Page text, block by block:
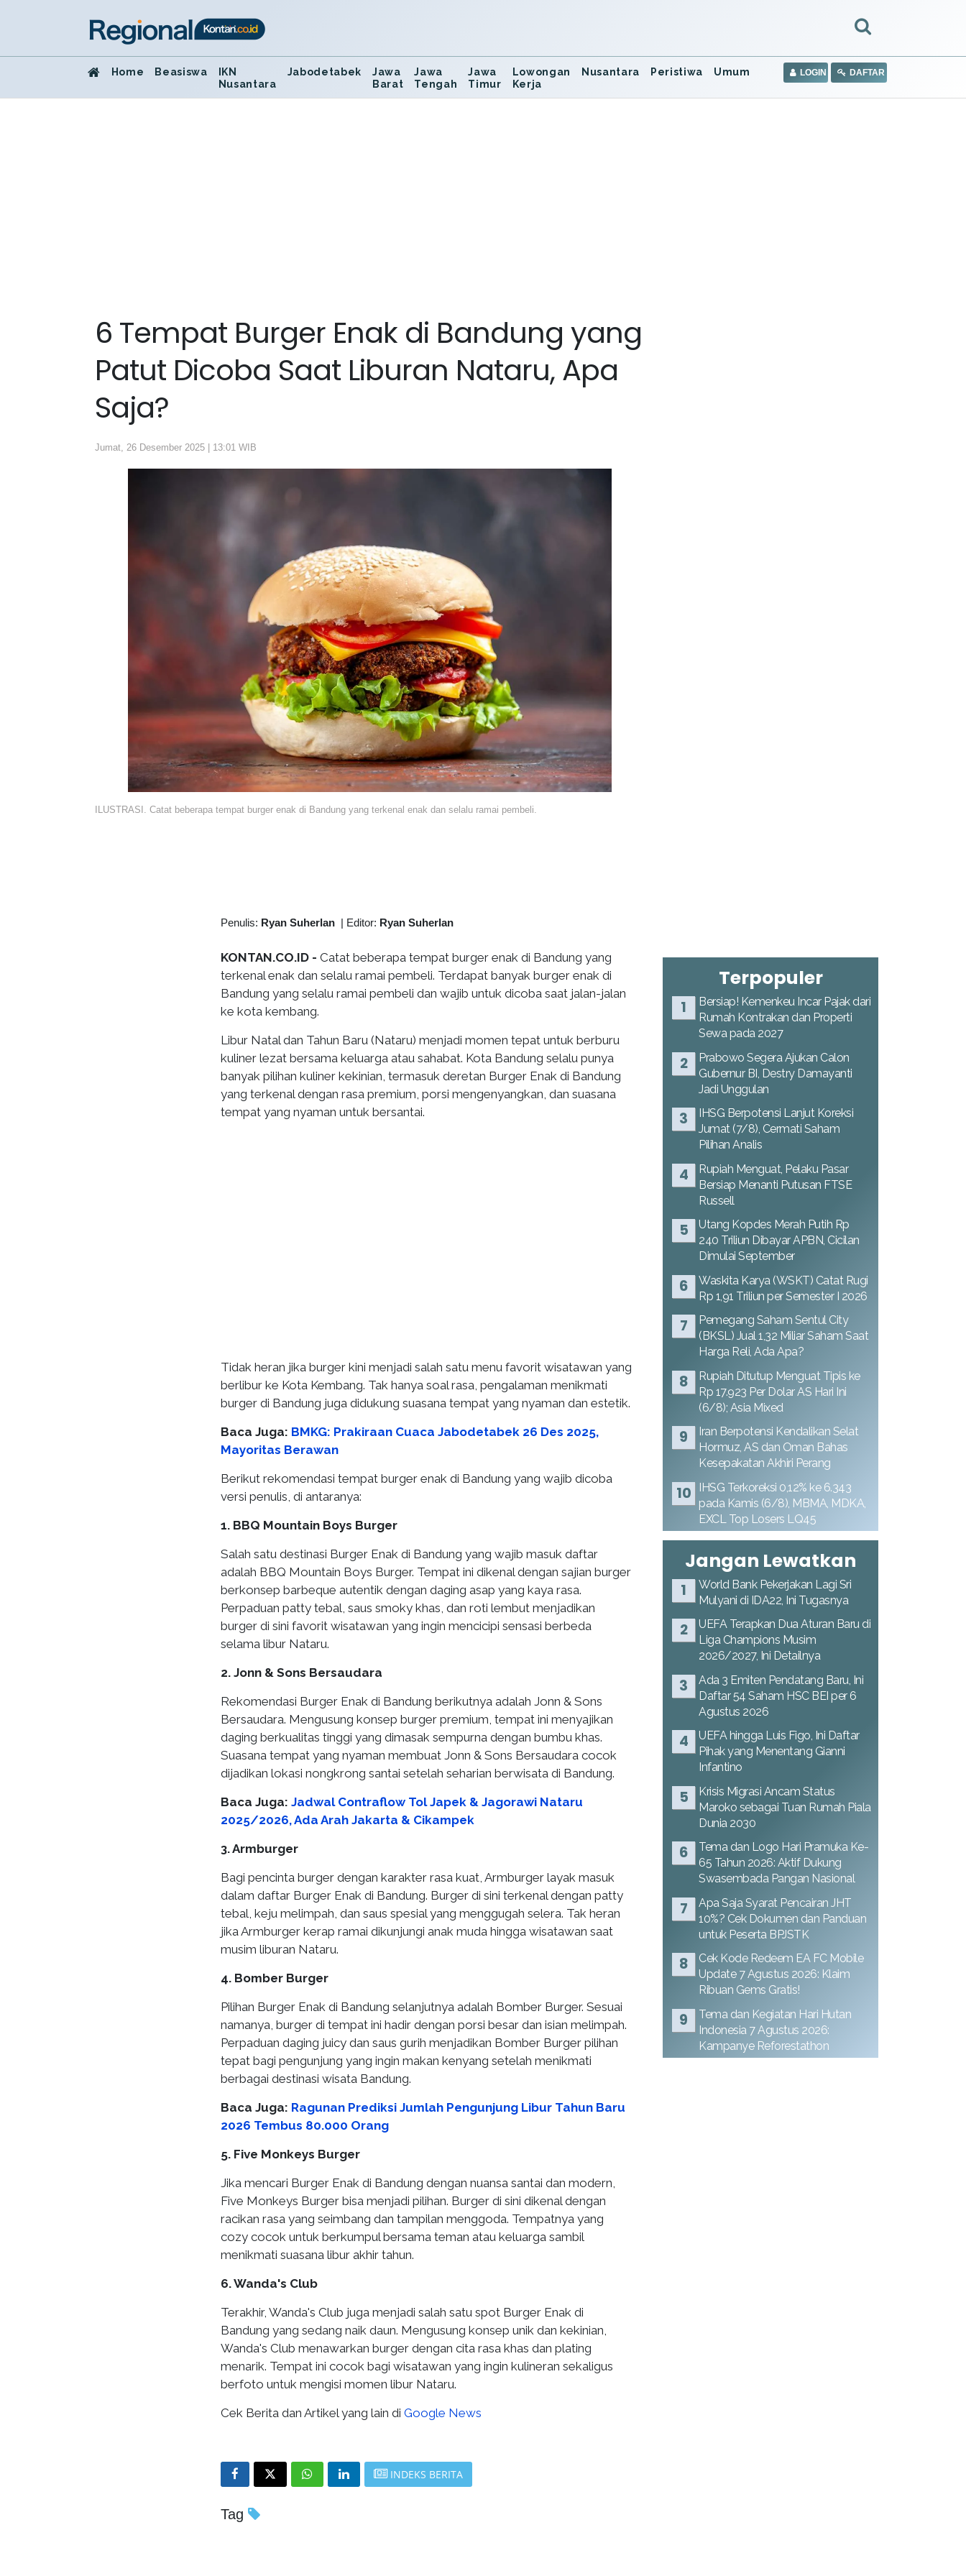
Home Beasiswa
IKN
Nusantara
Jabodetabek
Jawa
Barat
Jawa
Tengah
Jawa
Timur
Lowongan
Kerja
Nusantara Peristiwa Umum LOGIN DAFTAR
6 Tempat Burger Enak di Bandung yang
Patut Dicoba Saat Liburan Nataru, Apa
Saja?
Jumat, 26 Desember 2025 | 13:01 WIB
ILUSTRASI. Catat beberapa tempat burger enak di Bandung yang terkenal enak dan selalu ramai pembeli.
Penulis: Ryan Suherlan | Editor: Ryan Suherlan
KONTAN.CO.ID - Catat beberapa tempat burger enak di Bandung yang
terkenal enak dan selalu ramai pembeli. Terdapat banyak burger enak di
Bandung yang selalu ramai pembeli dan wajib untuk dicoba saat jalan-jalan
ke kota kembang.
Libur Natal dan Tahun Baru (Nataru) menjadi momen tepat untuk berburu
kuliner lezat bersama keluarga atau sahabat. Kota Bandung selalu punya
banyak pilihan kuliner kekinian, termasuk deretan Burger Enak di Bandung
yang terkenal dengan rasa premium, porsi mengenyangkan, dan suasana
tempat yang nyaman untuk bersantai.
Tidak heran jika burger kini menjadi salah satu menu favorit wisatawan yang
berlibur ke Kota Kembang. Tak hanya soal rasa, pengalaman menikmati
burger di Bandung juga didukung suasana tempat yang nyaman dan estetik.
Baca Juga: BMKG: Prakiraan Cuaca Jabodetabek 26 Des 2025,
Mayoritas Berawan
Berikut rekomendasi tempat burger enak di Bandung yang wajib dicoba
versi penulis, di antaranya:
1. BBQ Mountain Boys Burger
Salah satu destinasi Burger Enak di Bandung yang wajib masuk daftar
adalah BBQ Mountain Boys Burger. Tempat ini dikenal dengan sajian burger
berkonsep barbeque autentik dengan daging asap yang kaya rasa.
Perpaduan patty tebal, saus smoky khas, dan roti lembut menjadikan
burger di sini favorit wisatawan yang ingin mencicipi sensasi berbeda
selama libur Nataru.
2. Jonn & Sons Bersaudara
Rekomendasi Burger Enak di Bandung berikutnya adalah Jonn & Sons
Bersaudara. Mengusung konsep burger premium, tempat ini menyajikan
daging berkualitas tinggi yang dimasak sempurna dengan bumbu khas.
Suasana tempat yang nyaman membuat Jonn & Sons Bersaudara cocok
dijadikan lokasi nongkrong santai setelah seharian berwisata di Bandung.
Baca Juga: Jadwal Contraflow Tol Japek & Jagorawi Nataru
2025/2026, Ada Arah Jakarta & Cikampek
3. Armburger
Bagi pencinta burger dengan karakter rasa kuat, Armburger layak masuk
dalam daftar Burger Enak di Bandung. Burger di sini terkenal dengan patty
tebal, keju melimpah, dan saus spesial yang menggugah selera. Tak heran
jika Armburger kerap ramai dikunjungi anak muda hingga wisatawan saat
musim liburan Nataru.
4. Bomber Burger
Pilihan Burger Enak di Bandung selanjutnya adalah Bomber Burger. Sesuai
namanya, burger di tempat ini hadir dengan porsi besar dan isian melimpah.
Perpaduan daging juicy dan saus gurih menjadikan Bomber Burger pilihan
tepat bagi pengunjung yang ingin makan kenyang setelah menikmati
berbagai destinasi wisata Bandung.
Baca Juga: Ragunan Prediksi Jumlah Pengunjung Libur Tahun Baru
2026 Tembus 80.000 Orang
5. Five Monkeys Burger
Jika mencari Burger Enak di Bandung dengan nuansa santai dan modern,
Five Monkeys Burger bisa menjadi pilihan. Burger di sini dikenal dengan
racikan rasa yang seimbang dan tampilan menggoda. Tempatnya yang
cozy cocok untuk berkumpul bersama teman atau keluarga sambil
menikmati suasana libur akhir tahun.
6. Wanda's Club
Terakhir, Wanda's Club juga menjadi salah satu spot Burger Enak di
Bandung yang sedang naik daun. Mengusung konsep unik dan kekinian,
Wanda's Club menawarkan burger dengan cita rasa khas dan plating
menarik. Tempat ini cocok bagi wisatawan yang ingin kulineran sekaligus
berfoto untuk mengisi momen libur Nataru.
Cek Berita dan Artikel yang lain di Google News
INDEKS BERITA
Tag
Terpopuler
Bersiap! Kemenkeu Incar Pajak dari
Rumah Kontrakan dan Properti
Sewa pada 2027
Prabowo Segera Ajukan Calon
Gubernur BI, Destry Damayanti
Jadi Unggulan
IHSG Berpotensi Lanjut Koreksi
Jumat (7/8), Cermati Saham
Pilihan Analis
Rupiah Menguat, Pelaku Pasar
Bersiap Menanti Putusan FTSE
Russell
Utang Kopdes Merah Putih Rp
240 Triliun Dibayar APBN, Cicilan
Dimulai September
Waskita Karya (WSKT) Catat Rugi
Rp 1,91 Triliun per Semester I 2026
Pemegang Saham Sentul City
(BKSL) Jual 1,32 Miliar Saham Saat
Harga Reli, Ada Apa?
Rupiah Ditutup Menguat Tipis ke
Rp 17.923 Per Dolar AS Hari Ini
(6/8); Asia Mixed
Iran Berpotensi Kendalikan Selat
Hormuz, AS dan Oman Bahas
Kesepakatan Akhiri Perang
IHSG Terkoreksi 0,12% ke 6.343
pada Kamis (6/8), MBMA, MDKA,
EXCL Top Losers LQ45
Jangan Lewatkan
World Bank Pekerjakan Lagi Sri
Mulyani di IDA22, Ini Tugasnya
UEFA Terapkan Dua Aturan Baru di
Liga Champions Musim
2026/2027, Ini Detailnya
Ada 3 Emiten Pendatang Baru, Ini
Daftar 54 Saham HSC BEI per 6
Agustus 2026
UEFA hingga Luis Figo, Ini Daftar
Pihak yang Menentang Gianni
Infantino
Krisis Migrasi Ancam Status
Maroko sebagai Tuan Rumah Piala
Dunia 2030
Tema dan Logo Hari Pramuka Ke-
65 Tahun 2026: Aktif Dukung
Swasembada Pangan Nasional
Apa Saja Syarat Pencairan JHT
10%? Cek Dokumen dan Panduan
untuk Peserta BPJSTK
Cek Kode Redeem EA FC Mobile
Update 7 Agustus 2026: Klaim
Ribuan Gems Gratis!
Tema dan Kegiatan Hari Hutan
Indonesia 7 Agustus 2026:
Kampanye Reforestathon